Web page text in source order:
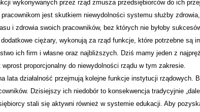
wykonywanych przez rząd zmusza przedsiębiorców do ich
jest skutkiem niewydolności systemu służby
i zdrowia swoich pracowników, bez których nie byłoby
ciężary, wykonują za rząd funkcje, które potrzebne są
ich firm i własne oraz najbliższych. Dziś mamy jeden z
proporcjonalny do niewydolności rządu w tym zakresie.
lata działalność przejmują kolejne funkcje instytucji rządowych.
Dzisiejszy ich niedobór to konsekwencja tradycyjnie
stali się aktywni również w systemie edukacji. Aby